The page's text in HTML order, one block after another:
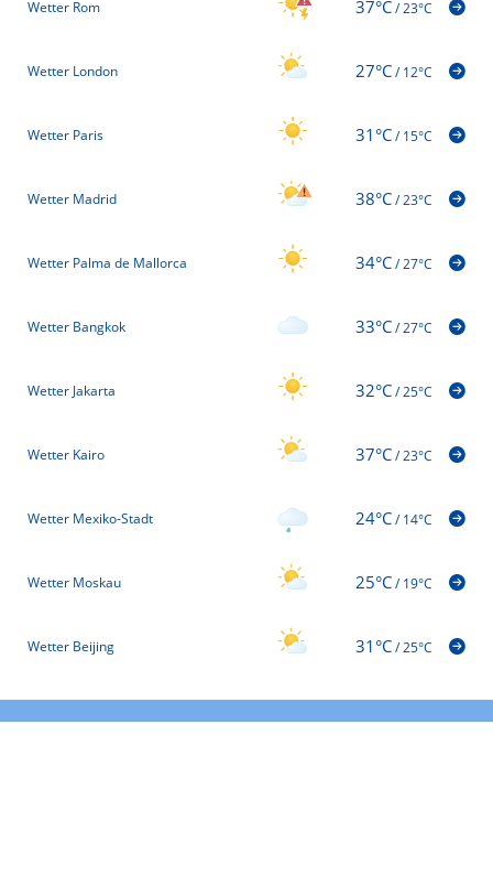
Wetter Rom 37°C/23°C
Wetter London 27°C/12°C
Wetter Paris 31°C/15°C
Wetter Madrid 38°C/23°C
Wetter Palma de Mallorca 34°C/27°C
Wetter Bangkok 33°C/27°C
Wetter Jakarta 32°C/25°C
Wetter Kairo 37°C/23°C
Wetter Mexiko-Stadt 24°C/14°C
Wetter Moskau 25°C/19°C
Wetter Beijing 31°C/25°C